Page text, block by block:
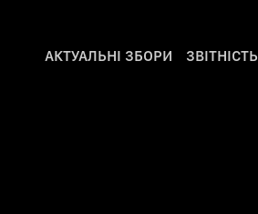
АКТУАЛЬНІ ЗБОРИ ЗВІТНІСТЬ